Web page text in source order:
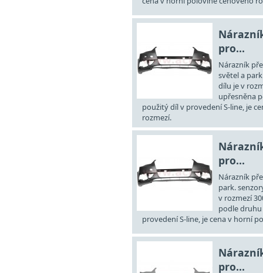
pro...
Nárazník
světel a
dílu je v
upřesněna
použitý díl v provedení S-line, je
rozmezí.
pro...
Nárazník
park.
v rozmezí
podle
provedení S-line, je cena v horní
pro...